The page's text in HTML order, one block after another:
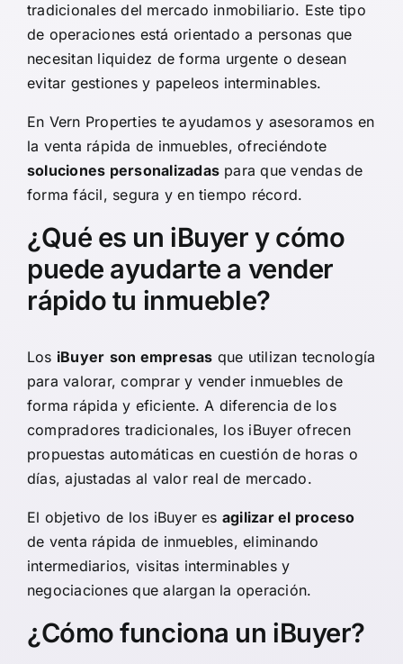
tradicionales del mercado inmobiliario. Este tipo
de operaciones está orientado a personas que
necesitan liquidez de forma urgente o desean
evitar gestiones y papeleos interminables.
En Vern Properties te ayudamos y asesoramos en
la venta rápida de inmuebles, ofreciéndote
soluciones personalizadaspara que vendas de
forma fácil, segura y en tiempo récord.
¿Qué es un iBuyer y cómo
puede ayudarte a vender
rápido tu inmueble?
Los iBuyer son empresas que utilizan tecnología
para valorar, comprar y vender inmuebles de
forma rápida y eficiente. A diferencia de los
compradores tradicionales, los iBuyer ofrecen
propuestas automáticas en cuestión de horas o
días, ajustadas al valor real de mercado.
El objetivo de los iBuyer es agilizar el proceso
de venta rápida de inmuebles, eliminando
intermediarios, visitas interminables y
negociaciones que alargan la operación.
¿Cómo funciona un iBuyer?